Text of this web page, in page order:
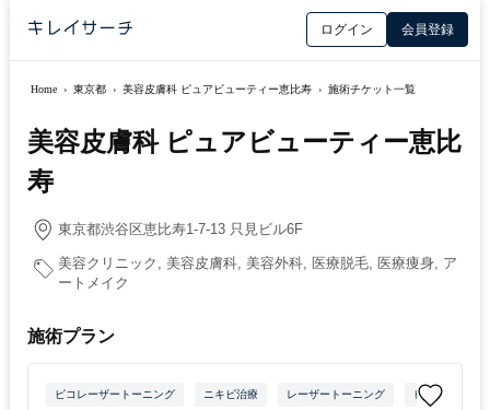
ログイン 会員登録
Home › 東京都 › 美容皮膚科 ピュアビューティー恵比寿 › 施術チケット一覧
美容皮膚科 ピュアビューティー恵比
寿
東京都渋谷区恵比寿1-7-13 只見ビル6F
美容クリニック, 美容皮膚科, 美容外科, 医療脱毛, 医療痩身, ア
ートメイク
施術プラン
ピコレーザートーニング ニキビ治療 レーザートーニング ピコフラクシ